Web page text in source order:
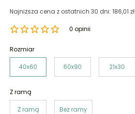
Najniższa cena z ostatnich 30 dni: 186,01 zł
0 opinii
Rozmiar
40x60 60x90 21x30
Z ramą
Z ramą Bez ramy